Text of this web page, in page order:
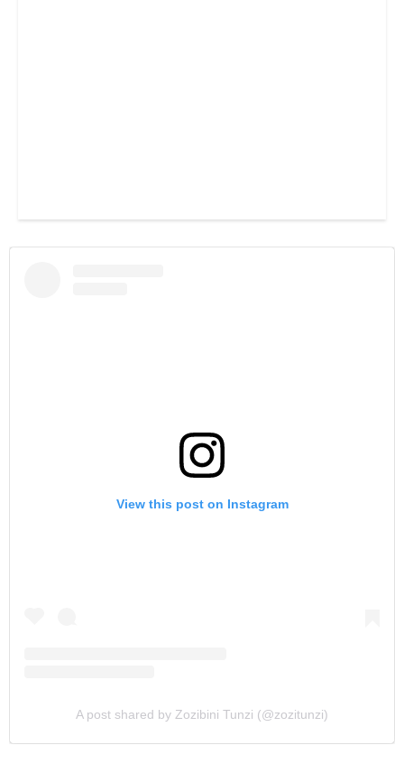
View this post on Instagram
A post shared by Zozibini Tunzi (@zozitunzi)